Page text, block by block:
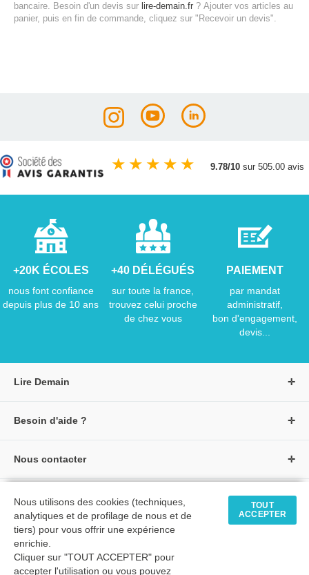
bancaire. Besoin d'un devis sur lire-demain.fr ? Ajouter vos articles au
panier, puis en fin de commande, cliquez sur "Recevoir un devis".
★ ★ ★ ★ ★ 9.78/10 sur 505.00 avis
+20K ÉCOLES
nous font confiance
depuis plus de 10 ans
+40 DÉLÉGUÉS
sur toute la france,
trouvez celui proche
de chez vous
PAIEMENT
par mandat
administratif,
bon d'engagement,
devis...
Lire Demain
Créer un compte
★ Avis clients vérifiés
Besoin d'aide ?
Livraisons et retours
Tarifs négociés
Comment passer commande
Mon compte
Nous contacter
Formulaire de contact
Siège social
Tous nos livres
Livres petite enfance
Livres maternelle
Livres élémentaire
© 2026 - LIRE DEMAIN
C.G.U | C.G.V | Plan du site
Nous utilisons des cookies (techniques,
analytiques et de profilage de nous et de
tiers) pour vous offrir une expérience
enrichie.
Cliquer sur "TOUT ACCEPTER" pour
accepter l'utilisation ou vous pouvez
TOUT
ACCEPTER